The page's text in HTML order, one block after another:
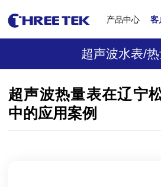
产品中心 客
超声波水表/
超声波热量表在辽宁
中的应用案例